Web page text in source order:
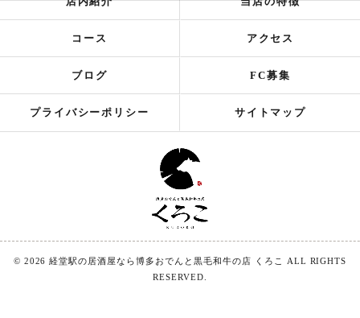
コース アクセス
ブログ FC募集
プライバシーポリシー サイトマップ
© 2026 経堂駅の居酒屋なら博多おでんと黒毛和牛の店 くろこ ALL RIGHTS
RESERVED.